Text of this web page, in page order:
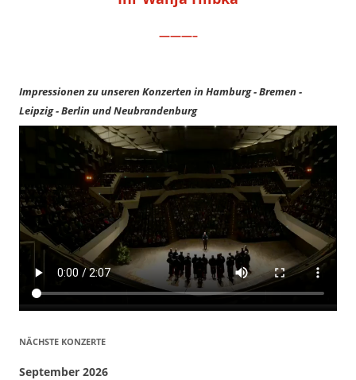
———–
Impressionen zu unseren Konzerten in Hamburg - Bremen -
Leipzig - Berlin und Neubrandenburg
NÄCHSTE KONZERTE
September 2026